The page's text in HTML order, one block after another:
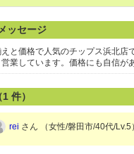
ッセージ
と価格で人気のチップス浜北
業しています。価格にも自信が
1 件）
rei さん （女性/磐田市/40代/Lv.5